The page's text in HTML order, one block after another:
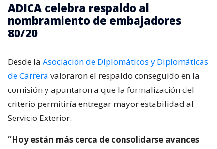
ADICA celebra respaldo al
nombramiento de embajadores
80/20
Desde la Asociación de Diplomáticos y Diplomáticas
de Carrera valoraron el respaldo conseguido en la
comisión y apuntaron a que la formalización del
criterio permitiría entregar mayor estabilidad al
Servicio Exterior.
“Hoy están más cerca de consolidarse avances